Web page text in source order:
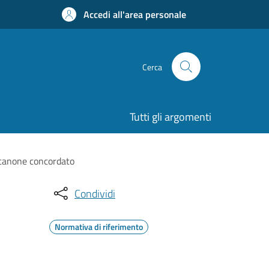
Accedi all'area personale
Cerca
Tutti gli argomenti
concordato
Condividi
Normativa di riferimento